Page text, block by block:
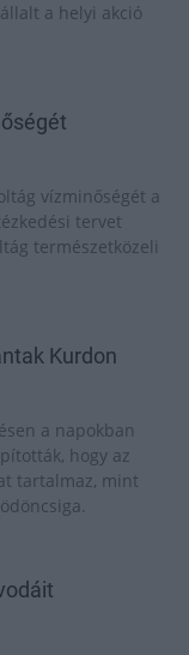
a helyi akció
vízminőségét a
tervet
természetközeli
Kurdon
a napokban
hogy az
tartalmaz, mint